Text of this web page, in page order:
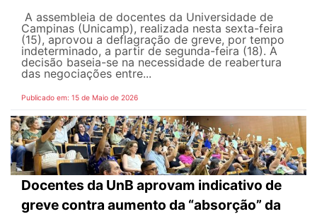
A assembleia de docentes da Universidade de
Campinas (Unicamp), realizada nesta sexta-feira
(15), aprovou a deflagração de greve, por tempo
indeterminado, a partir de segunda-feira (18). A
decisão baseia-se na necessidade de reabertura
das negociações entre...
Publicado em: 15 de Maio de 2026
Docentes da UnB aprovam indicativo de
greve contra aumento da “absorção” da